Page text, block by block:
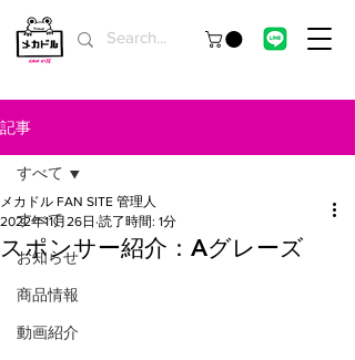
記事
すべて
お知らせ
商品情報
動画紹介
すべて
スポンサー紹介：Aグレーズ
メカドル FAN SITE 管理人
2022年11月26日 読了時間: 1分